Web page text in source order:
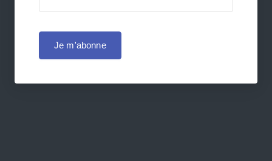
Je m'abonne